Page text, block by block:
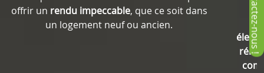
offrir un rendu impeccable, que ce soit dans
un logement neuf ou ancien.